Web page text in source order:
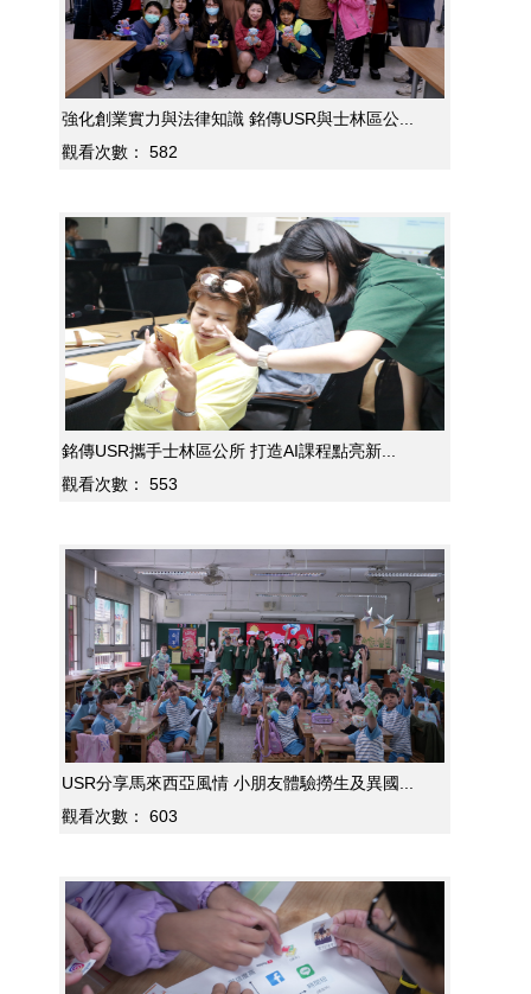
強化創業實力與法律知識 銘傳USR與士林區公...
觀看次數：
582
銘傳USR攜手士林區公所 打造AI課程點亮新...
觀看次數：
553
USR分享馬來西亞風情 小朋友體驗撈生及異國...
觀看次數：
603